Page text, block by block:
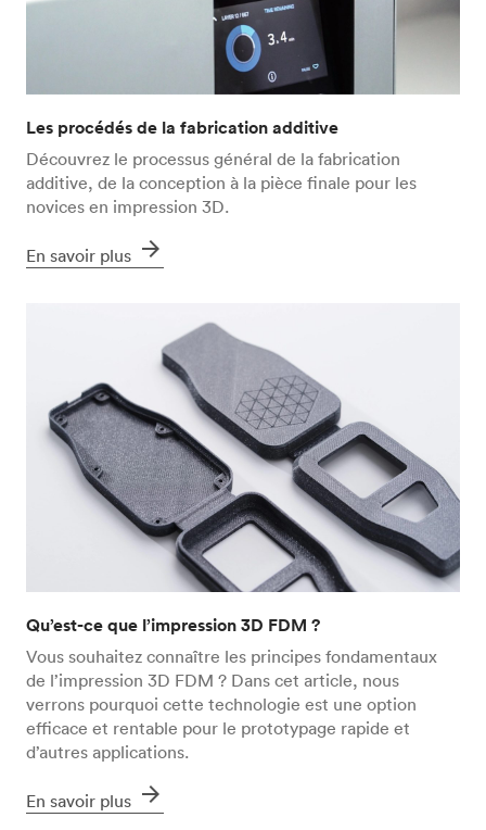
Les procédés de la fabrication additive
Découvrez le processus général de la fabrication
additive, de la conception à la pièce finale pour les
novices en impression 3D.
En savoir plus arrow_forward
Qu’est-ce que l’impression 3D FDM ?
Vous souhaitez connaître les principes fondamentaux
de l’impression 3D FDM ? Dans cet article, nous
verrons pourquoi cette technologie est une option
efficace et rentable pour le prototypage rapide et
d’autres applications.
En savoir plus arrow_forward